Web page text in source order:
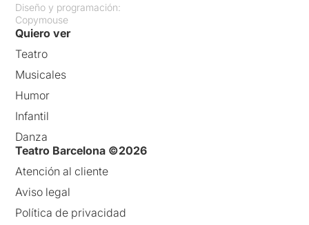
Diseño y programación:
Copymouse
Quiero ver
Teatro
Musicales
Humor
Infantil
Danza
Teatro Barcelona ©2026
Atención al cliente
Aviso legal
Política de privacidad